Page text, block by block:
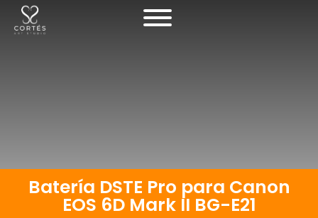
Batería DSTE Pro para Canon
EOS 6D Mark II BG-E21